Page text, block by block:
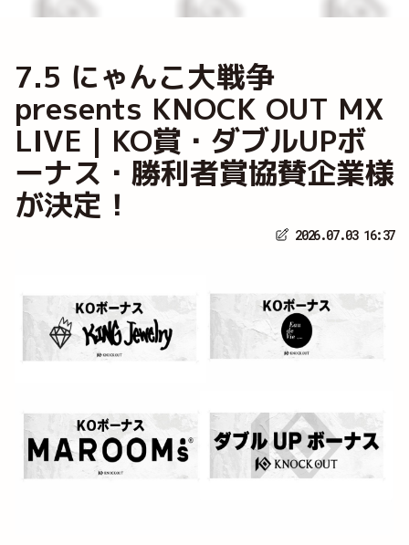
7.5 にゃんこ大戦争
presents KNOCK OUT MX
LIVE｜KO賞・ダブルUPボ
ーナス・勝利者賞協賛企業様
が決定！
2026.07.03 16:37